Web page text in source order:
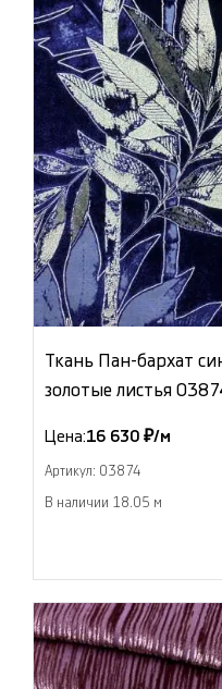
Ткань Пан-бархат
золотые листья
Цена:16 630 ₽/м
Артикул: 03874
В наличии 18.05 м